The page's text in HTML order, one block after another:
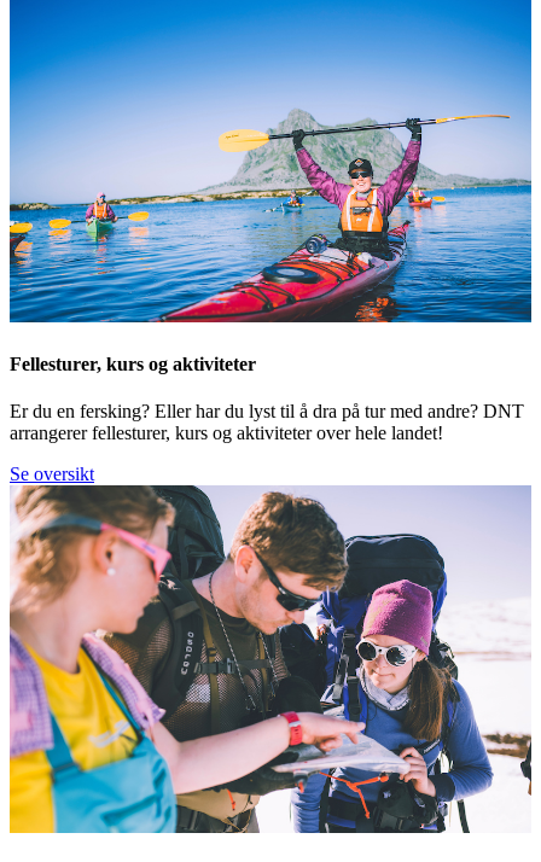
Fellesturer, kurs og aktiviteter
Er du en fersking? Eller har du lyst til å dra på tur med andre? DNT
arrangerer fellesturer, kurs og aktiviteter over hele landet!
Se oversikt